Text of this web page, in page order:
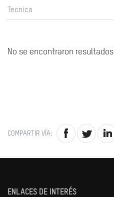
Tecnica
No se encontraron resultados
COMPARTIR VÍA:
ENLACES DE INTERÉS